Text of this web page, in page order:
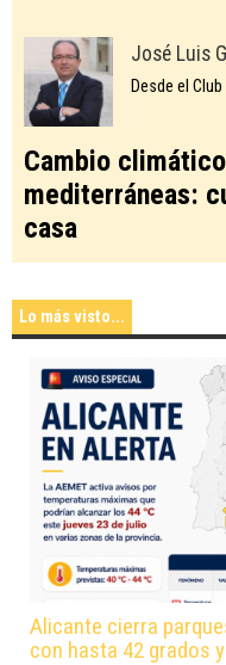
José Luis
Desde el
Cambio
mediterráneas:
casa
Lo más visto...
Alicante cierra
con hasta 42 grados